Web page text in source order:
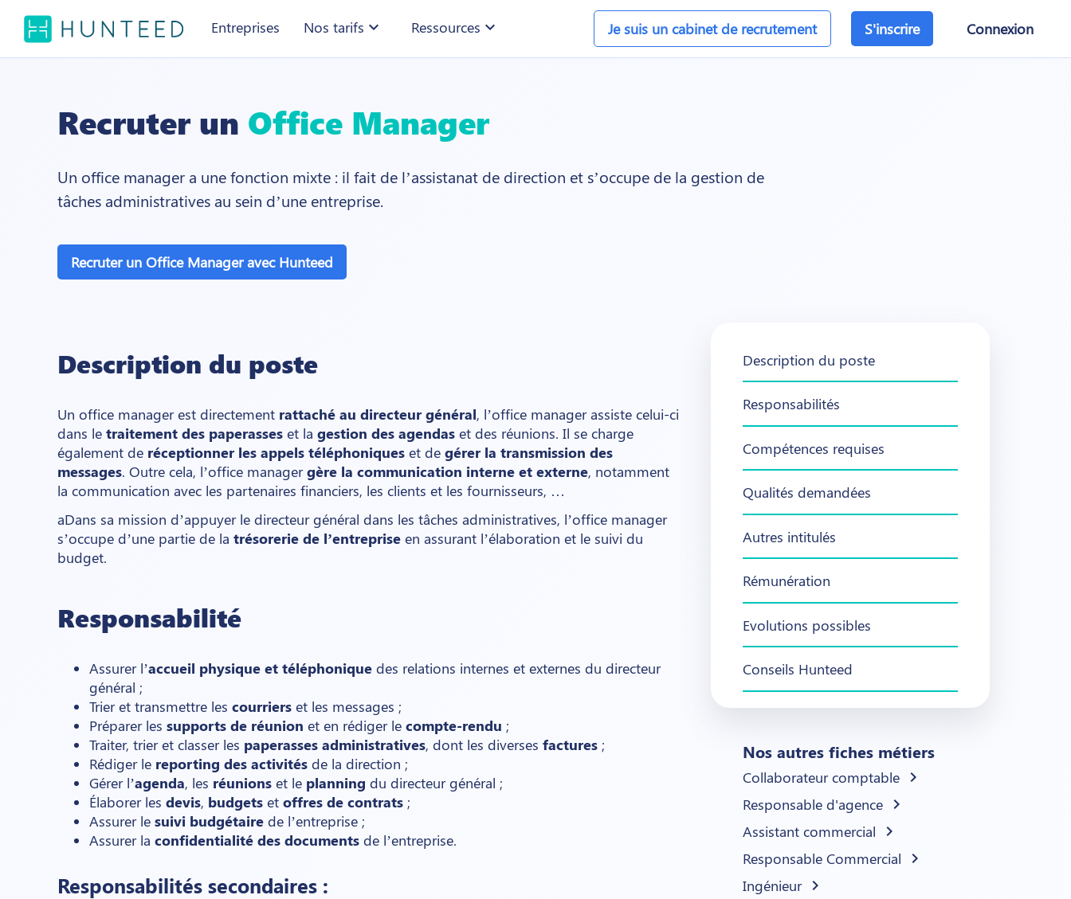
Entreprises Nos tarifs expand_more Ressources expand_more Je suis un cabinet de recrutement S'inscrire Connexion
Recruter un Office Manager
Un office manager a une fonction mixte : il fait de l’assistanat de direction et s’occupe de la gestion de
tâches administratives au sein d’une entreprise.
Recruter un Office Manager avec Hunteed
Description du poste
Un office manager est directement rattaché au directeur général, l’office manager assiste celui-ci
dans le traitement des paperasses et la gestion des agendas et des réunions. Il se charge
également de réceptionner les appels téléphoniques et de gérer la transmission des
messages. Outre cela, l’office managergère la communication interne et externe, notamment
la communication avec les partenaires financiers, les clients et les fournisseurs, …
aDans sa mission d’appuyer le directeur général dans les tâches administratives, l’office manager
s’occupe d’une partie de la trésorerie de l’entreprise en assurant l’élaboration et le suivi du
budget.
Responsabilité
Assurer l’accueil physique et téléphonique des relations internes et externes du directeur
général ;
Trier et transmettre les courriers et les messages ;
Préparer les supports de réunion et en rédiger le compte-rendu ;
Traiter, trier et classer les paperasses administratives, dont les diverses factures ;
Rédiger le reporting des activités de la direction ;
Gérer l’agenda, les réunions et le planning du directeur général ;
Élaborer les devis, budgets et offres de contrats ;
Assurer le suivi budgétaire de l’entreprise ;
Assurer la confidentialité des documents de l’entreprise.
Responsabilités secondaires :
Description du poste
Responsabilités
Compétences requises
Qualités demandées
Autres intitulés
Rémunération
Evolutions possibles
Conseils Hunteed
Nos autres fiches métiers
Collaborateur comptable chevron_right
Responsable d'agence chevron_right
Assistant commercial chevron_right
Responsable Commercial chevron_right
Ingénieur chevron_right